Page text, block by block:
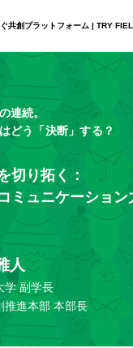
共創プラットフォーム TRY
連続。
どう「決断」する？
切り拓く：
ミュニケーション
人
学 副学長
推進本部 本部長